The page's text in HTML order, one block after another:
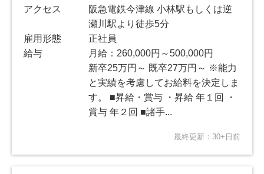
アクセス
阪急電鉄今津線 小林駅もしくは逆
瀬川駅より徒歩5分
雇用形態
正社員
給与
月給：260,000円～500,000円
新卒25万円～ 既卒27万円～ ※能力
と実績を考慮してお給料を決定しま
す。 ■昇給・賞与 ・昇給 年１回 ・
賞与 年２回 ■諸手...
最終更新：30+日前